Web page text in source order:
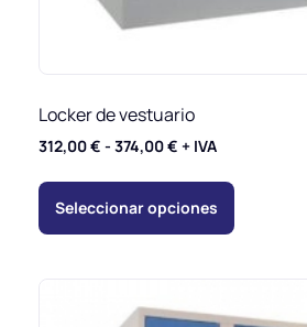
Locker de vestuario
312,00€ - 374,00€ + IVA
Seleccionar opciones